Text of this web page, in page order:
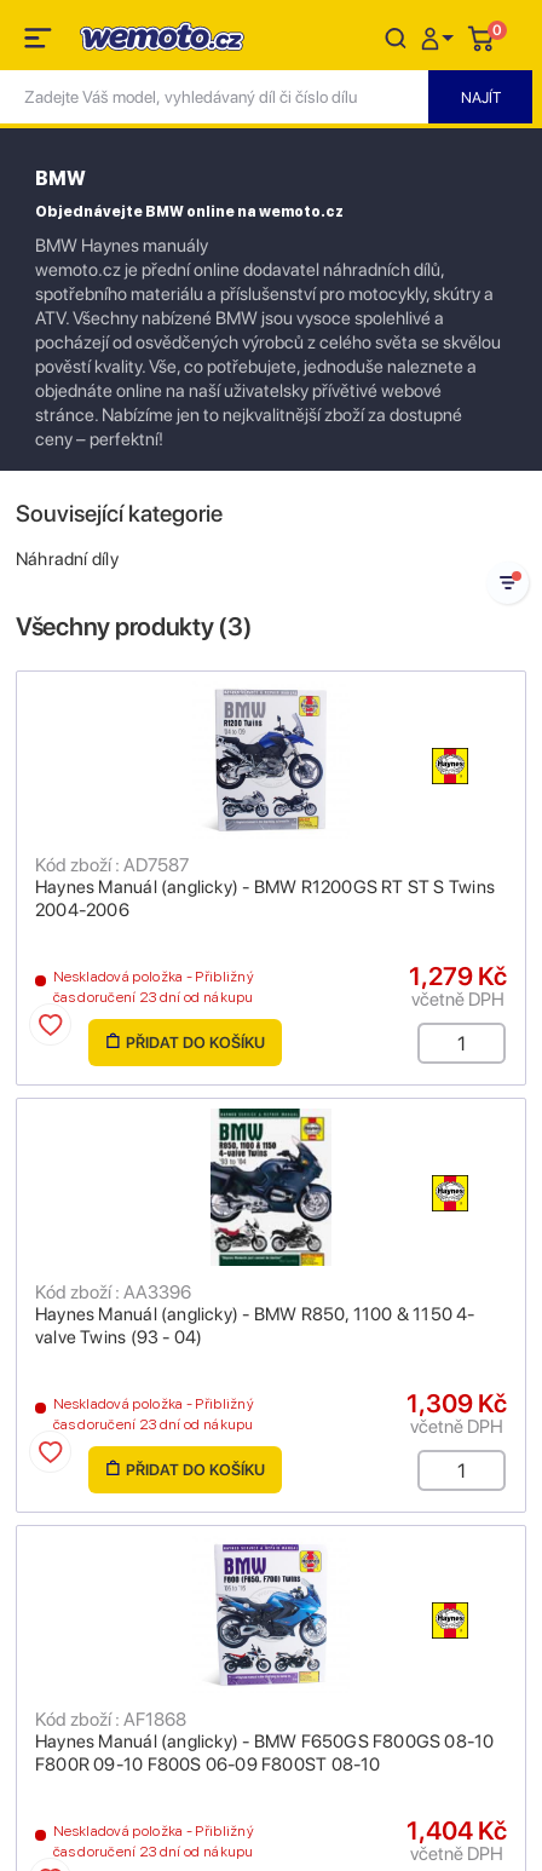
0
BMW
Objednávejte BMW online na wemoto.cz
BMW Haynes manuály
wemoto.cz je přední online dodavatel náhradních dílů,
spotřebního materiálu a příslušenství pro motocykly, skútry a
ATV. Všechny nabízené BMW jsou vysoce spolehlivé a
pocházejí od osvědčených výrobců z celého světa se skvělou
pověstí kvality. Vše, co potřebujete, jednoduše naleznete a
objednáte online na naší uživatelsky přívětivé webové
stránce. Nabízíme jen to nejkvalitnější zboží za dostupné
ceny – perfektní!
Související kategorie
Náhradní díly
Všechny produkty (3)
Haynes Manuál (anglicky) - BMW R1200GS RT ST S Twins
2004-2006
Kód zboží : AD7587
Neskladová položka - Přibližný
čas doručení 23 dní od nákupu
1,279 Kč
včetně DPH
PŘIDAT DO KOŠÍKU
Haynes Manuál (anglicky) - BMW R850, 1100 & 1150 4-
valve Twins (93 - 04)
Kód zboží : AA3396
Neskladová položka - Přibližný
čas doručení 23 dní od nákupu
1,309 Kč
včetně DPH
PŘIDAT DO KOŠÍKU
Haynes Manuál (anglicky) - BMW F650GS F800GS 08-10
F800R 09-10 F800S 06-09 F800ST 08-10
Kód zboží : AF1868
Neskladová položka - Přibližný
čas doručení 23 dní od nákupu
1,404 Kč
včetně DPH